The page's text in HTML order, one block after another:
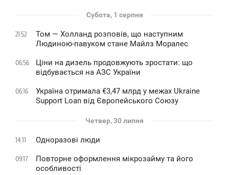
Субота, 1 серпня
21:52
Том — Холланд розповів, що наступним
Людиною-павуком стане Майлз Моралес
06:56
Ціни на дизель продовжують зростати: що
відбувається на АЗС України
06:16
Україна отримала €3,47 млрд у межах Ukraine
Support Loan від Європейського Союзу
Четвер, 30 липня
14:11 Одноразові люди
09:17
Повторне оформлення мікрозайму та його
особливості